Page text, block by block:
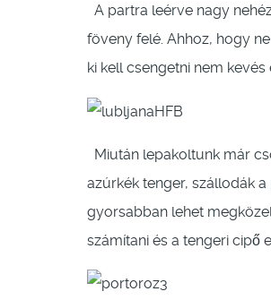
A partra leérve nagy
föveny felé. Ahhoz, hogy
ki kell csengetni nem
Miután lepakoltunk már
azúrkék tenger, szállodák
gyorsabban lehet
számítani és a tengeri cipő